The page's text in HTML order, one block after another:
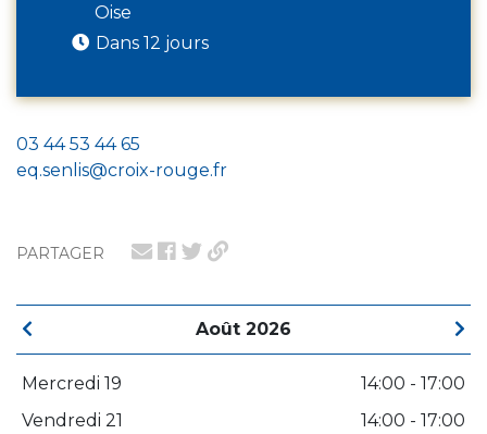
PARTAGER
Août 2026
Mercredi 19
14:00 - 17:00
Vendredi 21
14:00 - 17:00
Oise
Dans 12 jours
03 44 53 44 65
eq.senlis@croix-rouge.fr